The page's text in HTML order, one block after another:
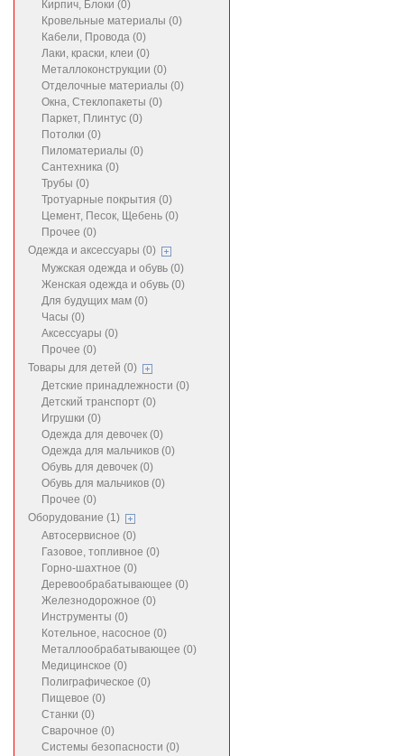
Кирпич, Блоки (0)
Кровельные материалы (0)
Кабели, Провода (0)
Лаки, краски, клеи (0)
Металлоконструкции (0)
Отделочные материалы (0)
Окна, Стеклопакеты (0)
Паркет, Плинтус (0)
Потолки (0)
Пиломатериалы (0)
Сантехника (0)
Трубы (0)
Тротуарные покрытия (0)
Цемент, Песок, Щебень (0)
Прочее (0)
Одежда и аксессуары (0)
Мужская одежда и обувь (0)
Женская одежда и обувь (0)
Для будущих мам (0)
Часы (0)
Аксессуары (0)
Прочее (0)
Товары для детей (0)
Детские принадлежности (0)
Детский транспорт (0)
Игрушки (0)
Одежда для девочек (0)
Одежда для мальчиков (0)
Обувь для девочек (0)
Обувь для мальчиков (0)
Прочее (0)
Оборудование (1)
Автосервисное (0)
Газовое, топливное (0)
Горно-шахтное (0)
Деревообрабатывающее (0)
Железнодорожное (0)
Инструменты (0)
Котельное, насосное (0)
Металлообрабатывающее (0)
Медицинское (0)
Полиграфическое (0)
Пищевое (0)
Станки (0)
Сварочное (0)
Системы безопасности (0)